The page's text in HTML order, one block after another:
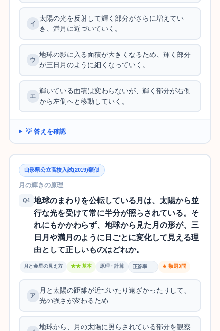
太陽の光を反射して輝く部分がさらに増えてい
き、満月に近づいていく。
地球の影に入る面積が大きくなるため、輝く部分
が三日月のように細くなっていく。
輝いている面積は変わらないが、輝く部分が右側
から左側へと移動していく。
💡 答えを確認
山形県公立高校入試(2019)類似
月の輝きの原理
Q4
地球のまわりを公転している月は、太陽から並
行な光を受けて常に半分が照らされている。そ
れにもかかわらず、地球から見た月の形が、三
日月や満月のように日ごとに変化して見える理
由として正しいものはどれか。
月と金星の見え方 ★★ 基本 原理・計算 正答率 — 🔥 類題3問
月と太陽の距離が近づいたり遠ざかったりして、
光の強さが変わるため
地球から、月の太陽に照らされている部分を観察